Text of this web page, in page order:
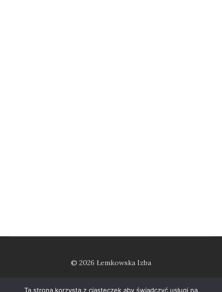
© 2026 Łemkowska Izba
Ta strona korzysta z ciasteczek aby świadczyć usługi na